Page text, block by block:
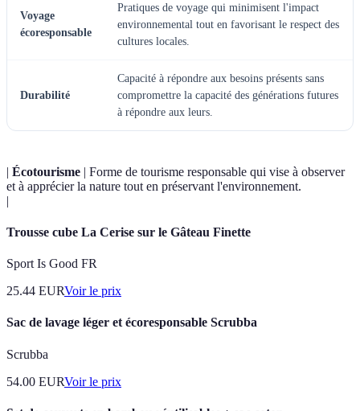
Voyage
écoresponsable
Pratiques de voyage qui minimisent l'impact
environnemental tout en favorisant le respect des
cultures locales.
Durabilité
Capacité à répondre aux besoins présents sans
compromettre la capacité des générations futures
à répondre aux leurs.
| Écotourisme | Forme de tourisme responsable qui vise à observer
et à apprécier la nature tout en préservant l'environnement.
|
Trousse cube La Cerise sur le Gâteau Finette
Sport Is Good FR
25.44 EURVoir le prix
Sac de lavage léger et écoresponsable Scrubba
Scrubba
54.00 EURVoir le prix